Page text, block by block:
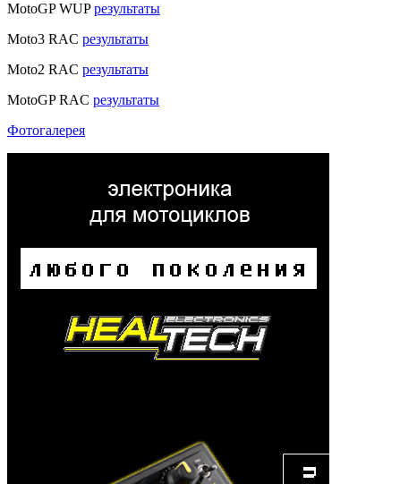
MotoGP WUPрезультаты
Moto3 RAC результаты
Moto2 RAC результаты
MotoGP RAC результаты
Фотогалерея